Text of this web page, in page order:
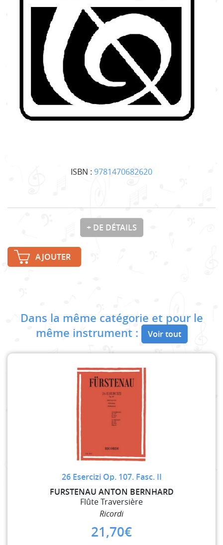
ISBN : 9781470682620
+ DE DÉTAILS
AJOUTER
Dans la même catégorie et pour le
même instrument :
Voir tout
26 Esercizi Op. 107. Fasc. II
FURSTENAU ANTON BERNHARD
Flûte Traversière
Ricordi
21,70€